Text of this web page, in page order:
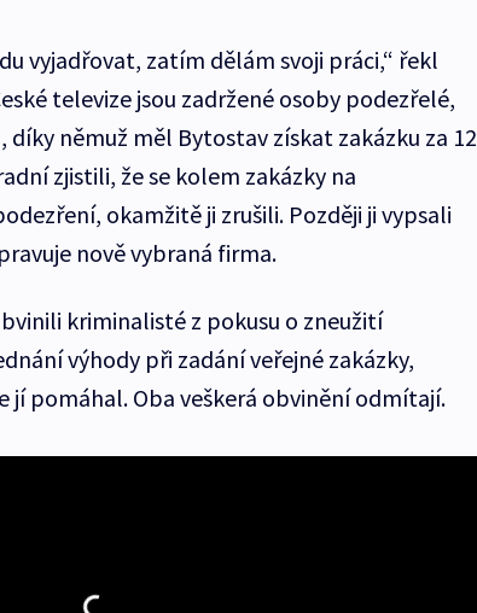
vyjadřovat, zatím dělám svoji práci,“ řekl
televize jsou zadržené osoby podezřelé,
němuž měl Bytostav získat zakázku za 12
zjistili, že se kolem zakázky na
okamžitě ji zrušili. Později ji vypsali
nově vybraná firma.
kriminalisté z pokusu o zneužití
výhody při zadání veřejné zakázky,
jí pomáhal. Oba veškerá obvinění odmítají.